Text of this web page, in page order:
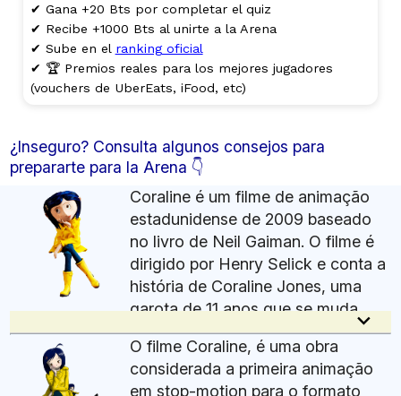
✔ Gana +20 Bts por completar el quiz
✔ Recibe +1000 Bts al unirte a la Arena
✔ Sube en el ranking oficial
✔ 🏆 Premios reales para los mejores jugadores
(vouchers de UberEats, iFood, etc)
¿Inseguro? Consulta algunos consejos para
prepararte para la Arena 👇
Coraline é um filme de animação
estadunidense de 2009 baseado
no livro de Neil Gaiman. O filme é
dirigido por Henry Selick e conta a
história de Coraline Jones, uma
garota de 11 anos que se muda
para uma casa antiga com seus pais. Ela descobre
uma porta secreta em sua nova casa que leva a
um mundo paralelo, onde ela encontra versões
keyboard_arrow_down
O filme Coraline, é uma obra
considerada a primeira animação
em stop-motion para o formato